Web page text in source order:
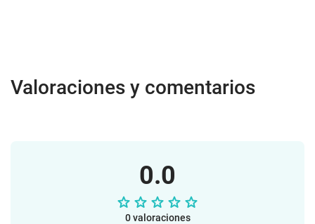
Valoraciones y comentarios
0.0
0 valoraciones